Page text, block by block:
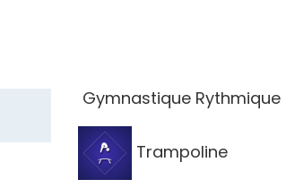
Gymnastique Rythmique
Trampoline